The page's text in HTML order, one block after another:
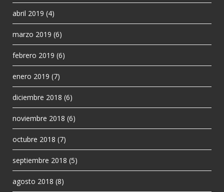
abril 2019 (4)
marzo 2019 (6)
febrero 2019 (6)
enero 2019 (7)
diciembre 2018 (6)
noviembre 2018 (6)
octubre 2018 (7)
septiembre 2018 (5)
agosto 2018 (8)